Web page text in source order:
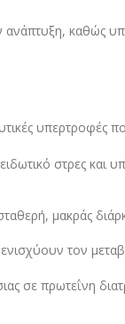
καθώς
υπερτροφές
στρες και
μακράς
τον
σε πρωτεΐνη